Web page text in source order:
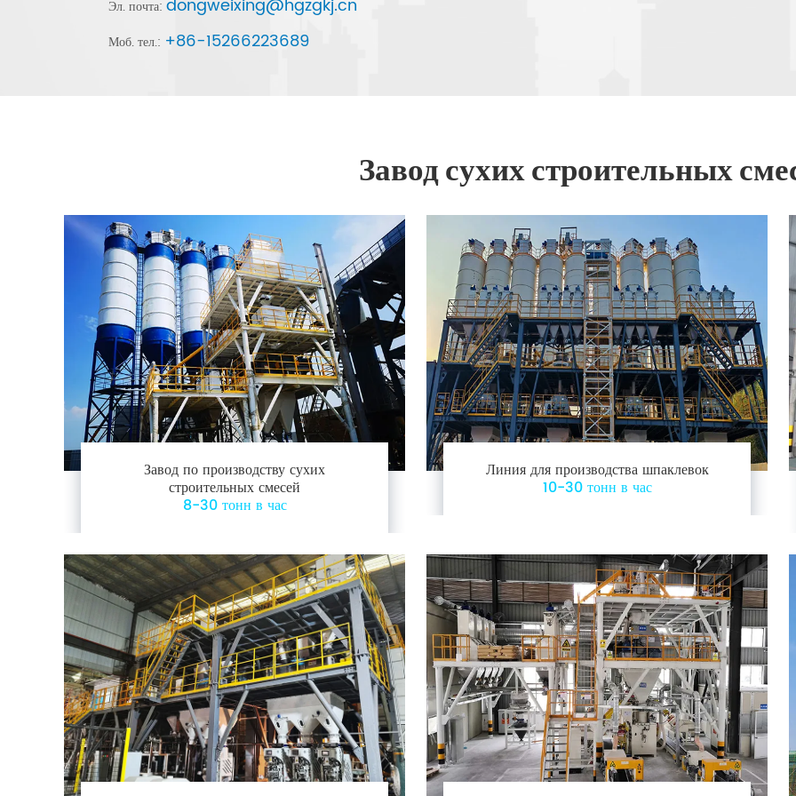
Эл. почта: dongweixing@hgzgkj.cn
Моб. тел.: +86-15266223689
Завод сухих строительных
Завод по производству сухих
строительных смесей
8-30 тонн в час
Линия для производства шпаклевок
10-30 тонн в час